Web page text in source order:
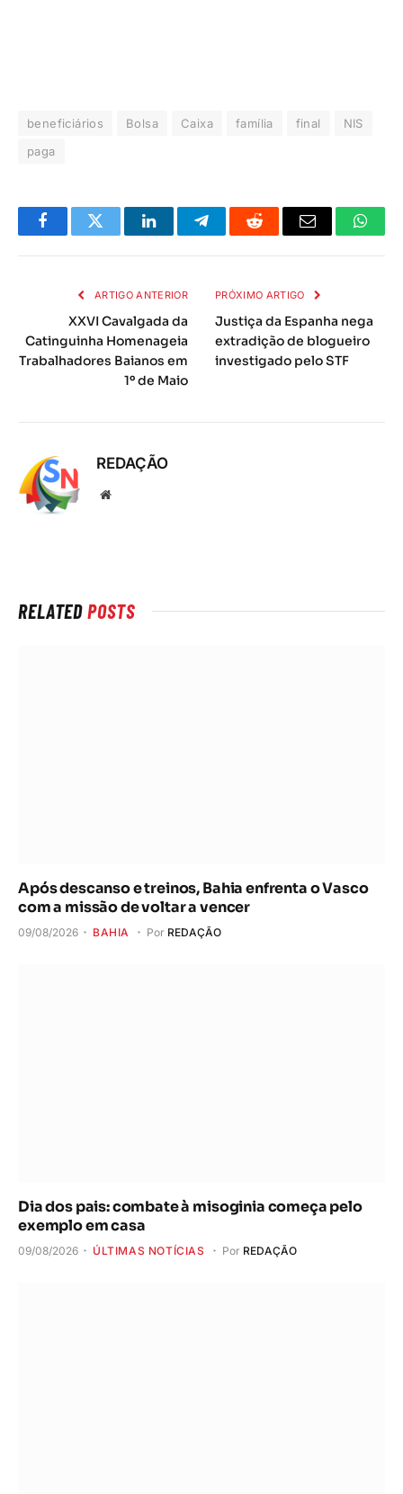
beneficiários Bolsa Caixa família final
NIS
paga
FacebookTwitter LinkedInTelegramaReddit
E-
ARTIGO ANTERIOR
XXVI Cavalgada da
Catinguinha Homenageia
Trabalhadores Baianos em
1º de Maio
PRÓXIMO ARTIGO
Justiça da Espanha nega
extradição de blogueiro
investigado pelo STF
REDAÇÃO
Local
RELATEDPOSTS
Após descanso e treinos, Bahia enfrenta o Vasco
com a missão de voltar a vencer
09/08/2026 BAHIA Por REDAÇÃO
Dia dos pais: combate à misoginia começa pelo
exemplo em casa
09/08/2026 ÚLTIMAS NOTÍCIAS Por REDAÇÃO